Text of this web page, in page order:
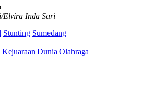
Elvira Inda Sari
Stunting Sumedang
Dunia Olahraga